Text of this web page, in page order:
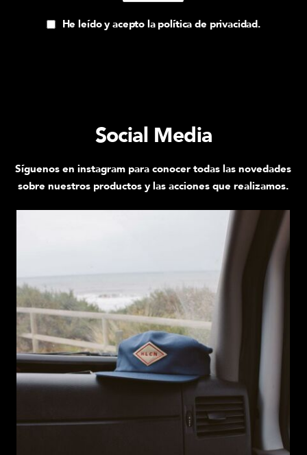
He leído y acepto la política de privacidad.
Social Media
Síguenos en instagram para conocer todas las novedades
sobre nuestros productos y las acciones que realizamos.